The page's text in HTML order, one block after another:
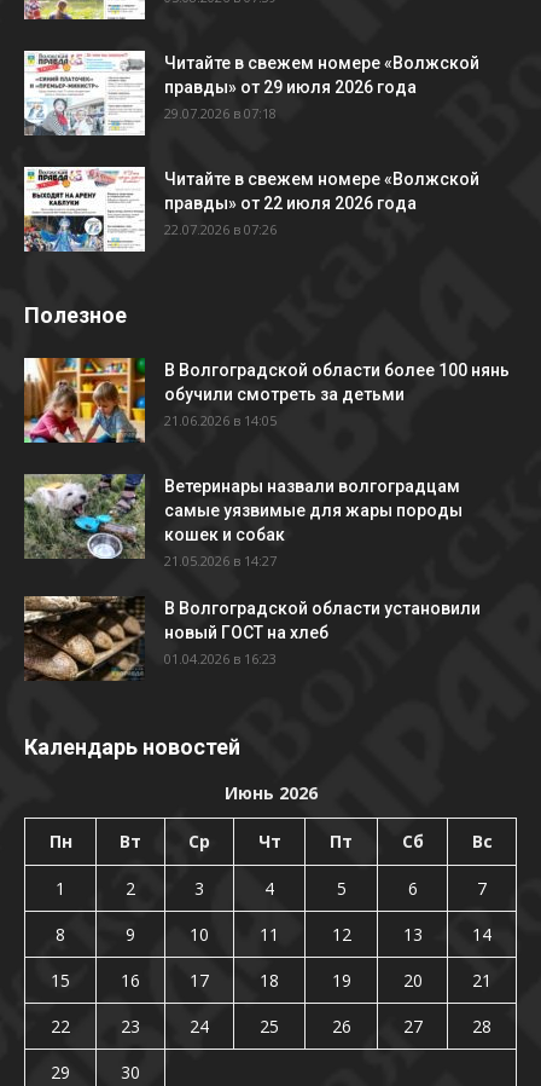
Читайте в свежем номере «Волжской
правды» от 29 июля 2026 года
29.07.2026 в 07:18
Читайте в свежем номере «Волжской
правды» от 22 июля 2026 года
22.07.2026 в 07:26
Полезное
В Волгоградской области более 100 нянь
обучили смотреть за детьми
21.06.2026 в 14:05
Ветеринары назвали волгоградцам
самые уязвимые для жары породы
кошек и собак
21.05.2026 в 14:27
В Волгоградской области установили
новый ГОСТ на хлеб
01.04.2026 в 16:23
Календарь новостей
Июнь 2026
Пн Вт Ср Чт Пт Сб Вс
1 2 3 4 5 6
7
8
9 10 11 12 13
14
15
16 17 18 19 20
21
22
23 24 25 26 27
28
29
30